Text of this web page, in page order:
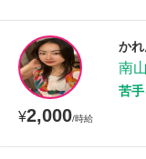
¥2,000/時給
か
南
苦